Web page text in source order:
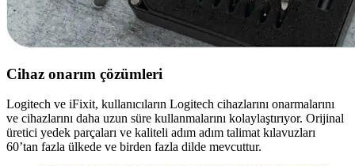
Cihaz onarım çözümleri
Logitech ve iFixit, kullanıcıların Logitech cihazlarını onarmalarını
ve cihazlarını daha uzun süre kullanmalarını kolaylaştırıyor. Orijinal
üretici yedek parçaları ve kaliteli adım adım talimat kılavuzları
60’tan fazla ülkede ve birden fazla dilde mevcuttur.